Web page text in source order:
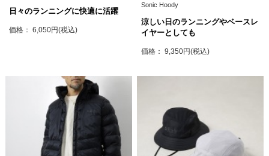
日々のランニングに快適に活躍
価格： 6,050円(税込)
Sonic Hoody
涼しい日のランニングやベースレ
イヤーとしても
価格： 9,350円(税込)